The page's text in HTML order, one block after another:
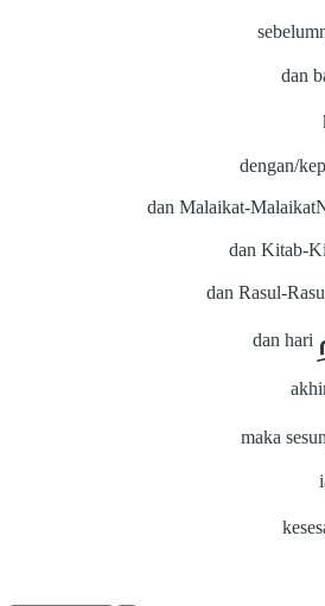
dan
dengan/
dan Malaikat-
dan Kitab-
dan Rasul-
dan hari
maka